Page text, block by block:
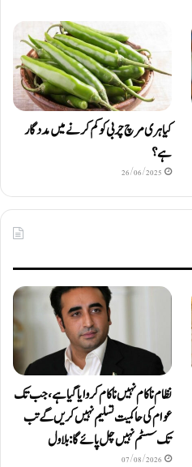
کیا ہری مرچ چربی کو کم کرنے میں مددگار
ہے؟
26/06/2025
نظام ناکام نہیں ناکام کروایاگیا ہے، جب تک
عوام کی حاکمیت تسلیم نہیں کریں گے تب
تک سسٹم نہیں چل پائےگا: بلاول
07/08/2026